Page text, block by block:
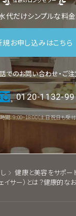
代だけシンプルな料
規お申し込みはこちら
でのお問い合わせ・ご
0120-1132-99
間：9:00~18:00（土日祝日も受付
健康と美容をサポー
イサー）とは？健康的な